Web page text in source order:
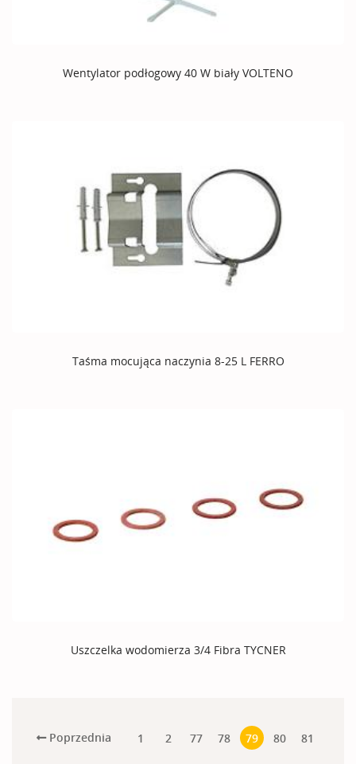
Wentylator podłogowy 40 W biały VOLTENO
Taśma mocująca naczynia 8-25 L FERRO
Uszczelka wodomierza 3/4 Fibra TYCNER
Poprzednia 1 2 77 78 79 80 81